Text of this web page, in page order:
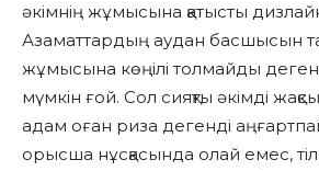
әкімнің жұмысына қатысты
Азаматтардың аудан басшысын
жұмысына көңілі толмайды
мүмкін ғой. Сол сияқты әкімді
адам оған риза дегенді
орысша нұсқасында олай емес,